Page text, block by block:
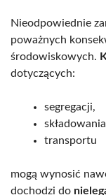
Nieodpowiednie
poważnych
środowiskowych.
dotyczących:
segregacji,
transportu
mogą wynosić
dochodzi do